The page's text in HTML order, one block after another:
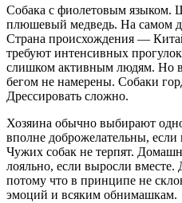
Собака с фиолетовым языком.
плюшевый медведь. На самом
Страна происхождения —
требуют интенсивных
слишком активным людям. Но
бегом не намерены. Собаки
Дрессировать сложно.
Хозяина обычно выбирают
вполне доброжелательны,
Чужих собак не терпят.
лояльно, если выросли
потому что в принципе не
эмоций и всяким обнимашкам.